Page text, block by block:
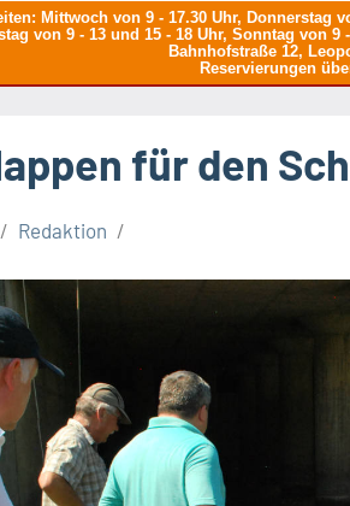
Mittwoch von 9 - 17.30 Uhr, Donnerstag
von 9 - 13 und 15 - 18 Uhr, Sonntag von
Bahnhofstraße 12,
Reservierungen
für den
Redaktion